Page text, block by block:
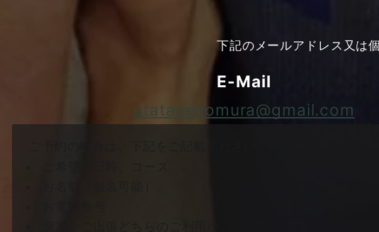
下記のメールアドレス又は
E-Mail
utatanenomura@gmail.com